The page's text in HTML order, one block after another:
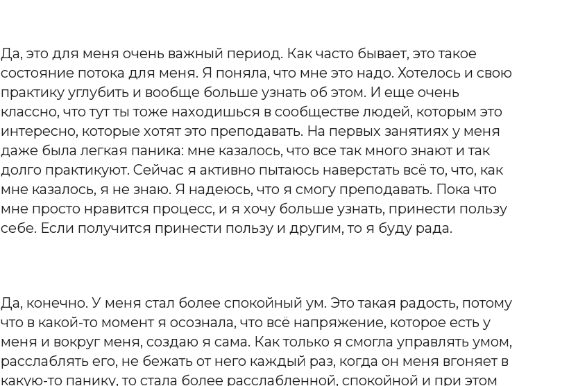
Да, это для меня очень важный период. Как часто бывает, это такое
состояние потока для меня. Я поняла, что мне это надо. Хотелось и свою
практику углубить и вообще больше узнать об этом. И еще очень
классно, что тут ты тоже находишься в сообществе людей, которым это
интересно, которые хотят это преподавать. На первых занятиях у меня
даже была легкая паника: мне казалось, что все так много знают и так
долго практикуют. Сейчас я активно пытаюсь наверстать всё то, что, как
мне казалось, я не знаю. Я надеюсь, что я смогу преподавать. Пока что
мне просто нравится процесс, и я хочу больше узнать, принести пользу
себе. Если получится принести пользу и другим, то я буду рада.
Да, конечно. У меня стал более спокойный ум. Это такая радость, потому
что в какой-то момент я осознала, что всё напряжение, которое есть у
меня и вокруг меня, создаю я сама. Как только я смогла управлять умом,
расслаблять его, не бежать от него каждый раз, когда он меня вгоняет в
какую-то панику, то стала более расслабленной, спокойной и при этом